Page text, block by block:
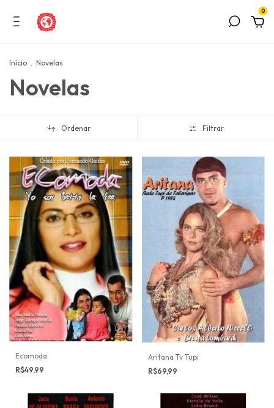
0
Início . Novelas
Novelas
Ordenar Filtrar
Ecomoda
R$49,99
Aritana Tv Tupi
R$69,99